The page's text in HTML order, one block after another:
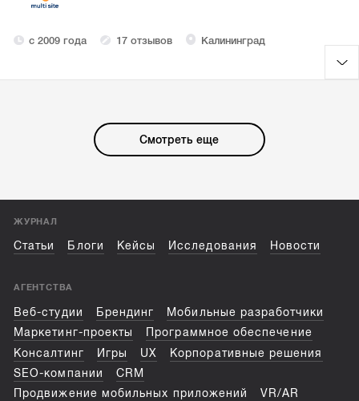
с 2009 года 17 отзывов Калининград
Смотреть еще
ЖУРНАЛ
Статьи Блоги Кейсы Исследования Новости
АГЕНТСТВА
Веб-студии Брендинг
Мобильные разработчики
Маркетинг-проекты
Программное обеспечение
Консалтинг
Игры UX
Корпоративные решения
SEO-компании
CRM
Продвижение мобильных приложений
VR/AR